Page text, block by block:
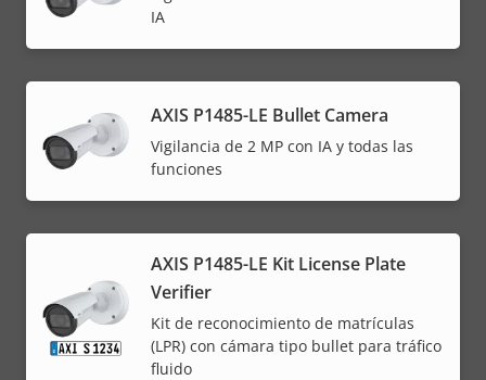
IA
AXIS P1485-LE Bullet Camera
Vigilancia de 2 MP con IA y todas las
funciones
AXIS P1485-LE Kit License Plate
Verifier
Kit de reconocimiento de matrículas
(LPR) con cámara tipo bullet para tráfico
fluido